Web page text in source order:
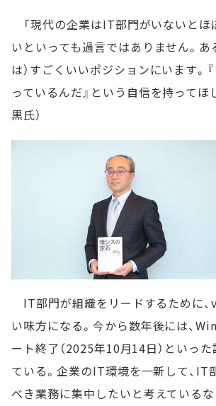
「現代の企業はIT部門がいないとほ
いといっても過言ではありません。あ
は）すごくいいポジションにいます。
っているんだ』という自信を持ってほ
黒氏）
IT部門が組織をリードするために
い味方になる。今から数年後には、
ート終了（2025年10月14日）といっ
ている。企業のIT環境を一新して、IT
べき業務に集中したいと考えているな